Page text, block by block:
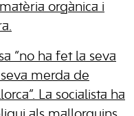
orgànica i
“no ha fet la seva
merda de
La socialista ha